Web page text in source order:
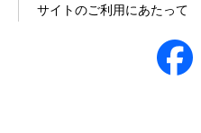
サイトのご利用にあたって